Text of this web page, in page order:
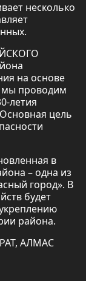
несколько
на основе
мы проводим
летия
цель
в
– одна из
город». В
будет
района.
АЛМАС